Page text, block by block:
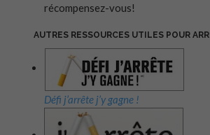
récompensez-vous!
AUTRES RESSOURCES UTILES POUR
Défi j’arrête j’y gagne !